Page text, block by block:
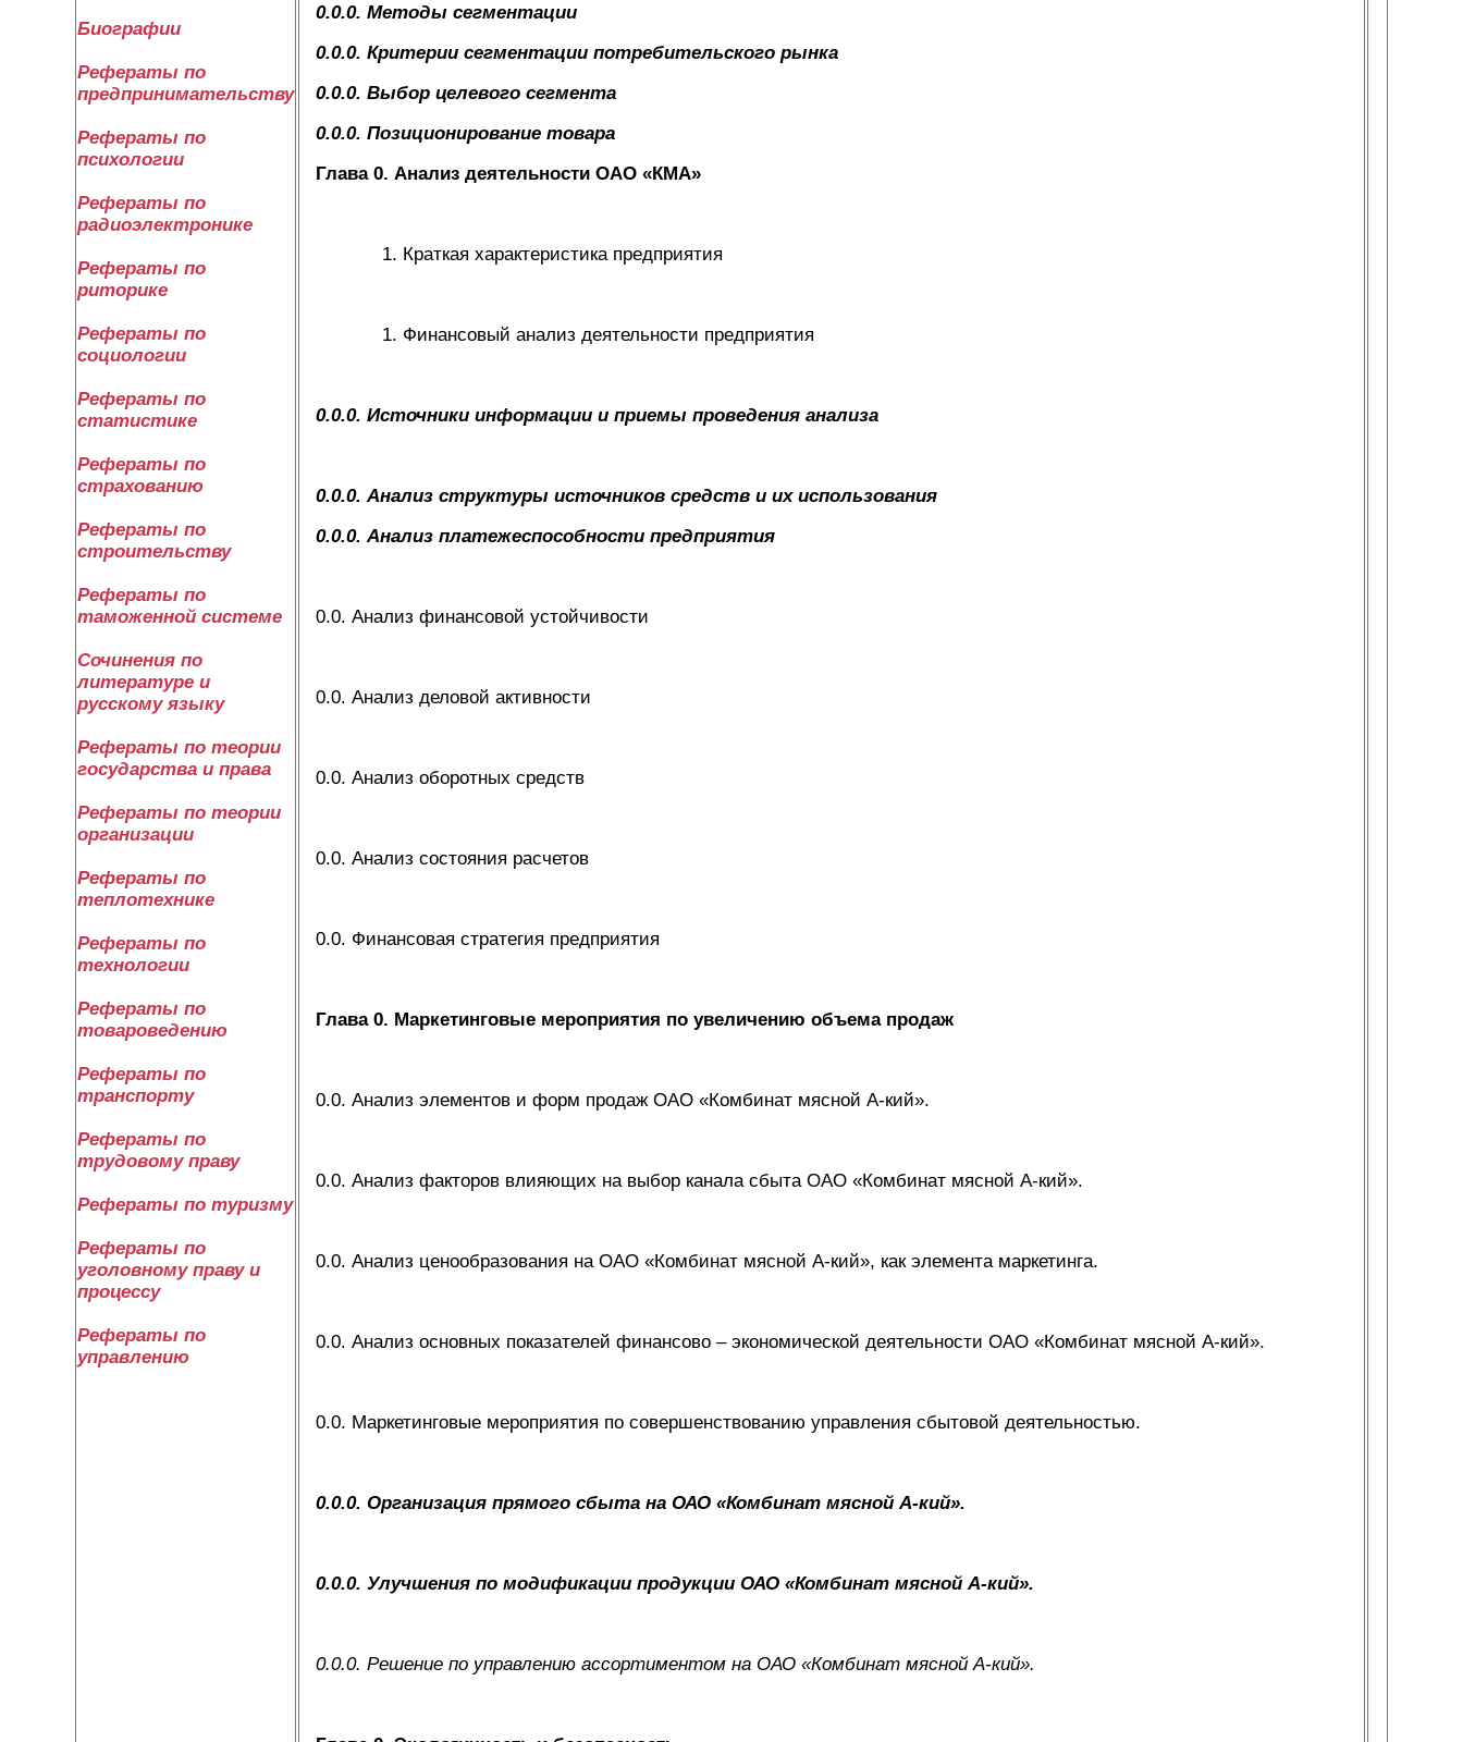
Биографии
Рефераты по
предпринимательству
Рефераты по
психологии
Рефераты по
радиоэлектронике
Рефераты по
риторике
Рефераты по
социологии
Рефераты по
статистике
Рефераты по
страхованию
Рефераты по
строительству
Рефераты по
таможенной системе
Сочинения по
литературе и
русскому языку
Рефераты по теории
государства и права
Рефераты по теории
организации
Рефераты по
теплотехнике
Рефераты по
технологии
Рефераты по
товароведению
Рефераты по
транспорту
Рефераты по
трудовому праву
Рефераты по туризму
Рефераты по
уголовному праву и
процессу
Рефераты по
управлению
0.0.0. Методы сегментации
0.0.0. Критерии сегментации потребительского рынка
0.0.0. Выбор целевого сегмента
0.0.0. Позиционирование товара
Глава 0. Анализ деятельности ОАО «КМА»
Краткая характеристика предприятия
Финансовый анализ деятельности предприятия
0.0.0. Источники информации и приемы проведения анализа
0.0.0. Анализ структуры источников средств и их использования
0.0.0. Анализ платежеспособности предприятия
0.0. Анализ финансовой устойчивости
0.0. Анализ деловой активности
0.0. Анализ оборотных средств
0.0. Анализ состояния расчетов
0.0. Финансовая стратегия предприятия
Глава 0. Маркетинговые мероприятия по увеличению объема продаж
0.0. Анализ элементов и форм продаж ОАО «Комбинат мясной А-кий».
0.0. Анализ факторов влияющих на выбор канала сбыта ОАО «Комбинат мясной А-кий».
0.0. Анализ ценообразования на ОАО «Комбинат мясной А-кий», как элемента маркетинга.
0.0. Анализ основных показателей финансово – экономической деятельности ОАО «Комбинат мясной А-кий».
0.0. Маркетинговые мероприятия по совершенствованию управления сбытовой деятельностью.
0.0.0. Организация прямого сбыта на ОАО «Комбинат мясной А-кий».
0.0.0. Улучшения по модификации продукции ОАО «Комбинат мясной А-кий».
0.0.0. Решение по управлению ассортиментом на ОАО «Комбинат мясной А-кий».